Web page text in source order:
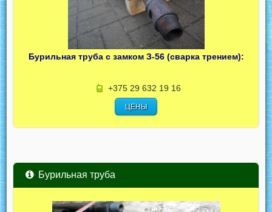
Бурильная труба с замком З-56 (сварка трением):
+375 29 632 19 16
ЦЕНЫ
Бурильная труба